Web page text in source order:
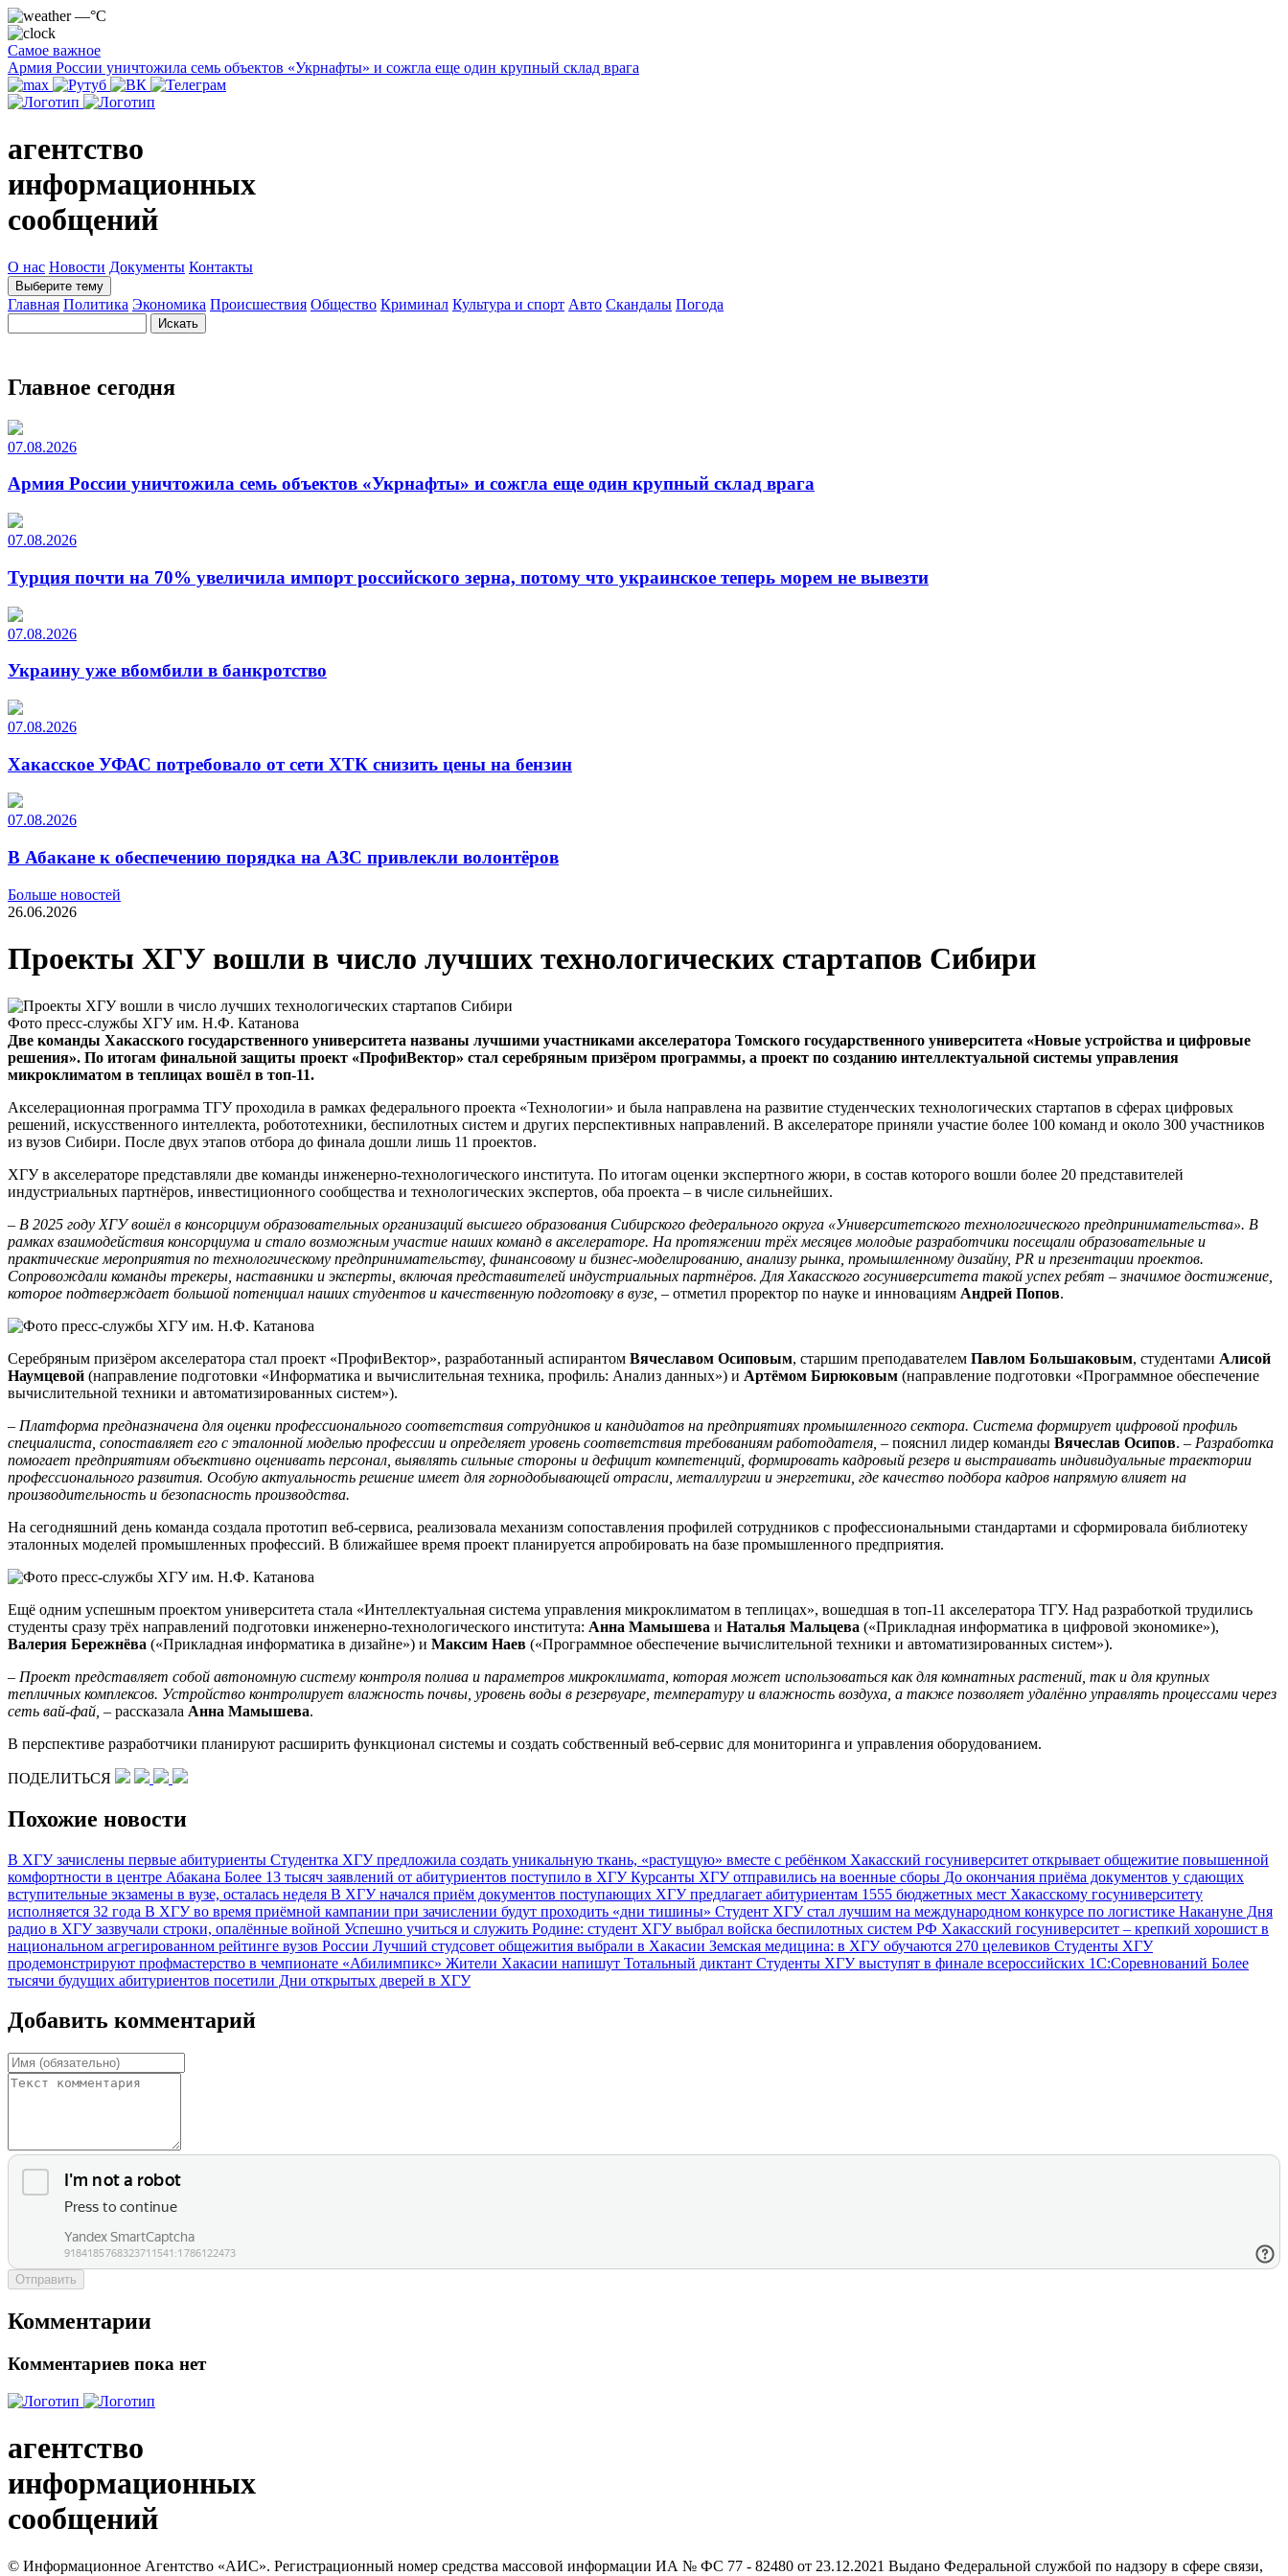
—°C
Самое важное
Армия России уничтожила семь объектов «Укрнафты» и сожгла еще один крупный склад врага
агентство
информационных
сообщений
О нас Новости Документы Контакты
Выберите тему
Главная Политика Экономика Происшествия Общество Криминал Культура и спорт Авто Скандалы Погода
Главное сегодня
07.08.2026
Армия России уничтожила семь объектов «Укрнафты» и сожгла еще один крупный склад врага
07.08.2026
Турция почти на 70% увеличила импорт российского зерна, потому что украинское теперь морем не вывезти
07.08.2026
Украину уже вбомбили в банкротство
07.08.2026
Хакасское УФАС потребовало от сети ХТК снизить цены на бензин
07.08.2026
В Абакане к обеспечению порядка на АЗС привлекли волонтёров
Больше новостей
26.06.2026
Проекты ХГУ вошли в число лучших технологических стартапов Сибири
Фото пресс-службы ХГУ им. Н.Ф. Катанова
Две команды Хакасского государственного университета названы лучшими участниками акселератора Томского государственного университета «Новые устройства и цифровые
решения». По итогам финальной защиты проект «ПрофиВектор» стал серебряным призёром программы, а проект по созданию интеллектуальной системы управления
микроклиматом в теплицах вошёл в топ-11.
Акселерационная программа ТГУ проходила в рамках федерального проекта «Технологии» и была направлена на развитие студенческих технологических стартапов в сферах цифровых
решений, искусственного интеллекта, робототехники, беспилотных систем и других перспективных направлений. В акселераторе приняли участие более 100 команд и около 300 участников
из вузов Сибири. После двух этапов отбора до финала дошли лишь 11 проектов.
ХГУ в акселераторе представляли две команды инженерно-технологического института. По итогам оценки экспертного жюри, в состав которого вошли более 20 представителей
индустриальных партнёров, инвестиционного сообщества и технологических экспертов, оба проекта – в числе сильнейших.
– В 2025 году ХГУ вошёл в консорциум образовательных организаций высшего образования Сибирского федерального округа «Университетского технологического предпринимательства». В
рамках взаимодействия консорциума и стало возможным участие наших команд в акселераторе. На протяжении трёх месяцев молодые разработчики посещали образовательные и
практические мероприятия по технологическому предпринимательству, финансовому и бизнес-моделированию, анализу рынка, промышленному дизайну, PR и презентации проектов.
Сопровождали команды трекеры, наставники и эксперты, включая представителей индустриальных партнёров. Для Хакасского госуниверситета такой успех ребят – значимое достижение,
которое подтверждает большой потенциал наших студентов и качественную подготовку в вузе, – отметил проректор по науке и инновациям Андрей Попов.
Серебряным призёром акселератора стал проект «ПрофиВектор», разработанный аспирантом Вячеславом Осиповым, старшим преподавателем Павлом Большаковым, студентами Алисой
Наумцевой (направление подготовки «Информатика и вычислительная техника, профиль: Анализ данных») и Артёмом Бирюковым (направление подготовки «Программное обеспечение
вычислительной техники и автоматизированных систем»).
– Платформа предназначена для оценки профессионального соответствия сотрудников и кандидатов на предприятиях промышленного сектора. Система формирует цифровой профиль
специалиста, сопоставляет его с эталонной моделью профессии и определяет уровень соответствия требованиям работодателя, – пояснил лидер команды Вячеслав Осипов. – Разработка
помогает предприятиям объективно оценивать персонал, выявлять сильные стороны и дефицит компетенций, формировать кадровый резерв и выстраивать индивидуальные траектории
профессионального развития. Особую актуальность решение имеет для горнодобывающей отрасли, металлургии и энергетики, где качество подбора кадров напрямую влияет на
производительность и безопасность производства.
На сегодняшний день команда создала прототип веб-сервиса, реализовала механизм сопоставления профилей сотрудников с профессиональными стандартами и сформировала библиотеку
эталонных моделей промышленных профессий. В ближайшее время проект планируется апробировать на базе промышленного предприятия.
Ещё одним успешным проектом университета стала «Интеллектуальная система управления микроклиматом в теплицах», вошедшая в топ-11 акселератора ТГУ. Над разработкой трудились
студенты сразу трёх направлений подготовки инженерно-технологического института: Анна Мамышева и Наталья Мальцева («Прикладная информатика в цифровой экономике»),
Валерия Бережнёва («Прикладная информатика в дизайне») и Максим Наев («Программное обеспечение вычислительной техники и автоматизированных систем»).
– Проект представляет собой автономную систему контроля полива и параметров микроклимата, которая может использоваться как для комнатных растений, так и для крупных
тепличных комплексов. Устройство контролирует влажность почвы, уровень воды в резервуаре, температуру и влажность воздуха, а также позволяет удалённо управлять процессами через
сеть вай-фай, – рассказала Анна Мамышева.
В перспективе разработчики планируют расширить функционал системы и создать собственный веб-сервис для мониторинга и управления оборудованием.
ПОДЕЛИТЬСЯ
Похожие новости
В ХГУ зачислены первые абитуриенты Студентка ХГУ предложила создать уникальную ткань, «растущую» вместе с ребёнком Хакасский госуниверситет открывает общежитие повышенной
комфортности в центре Абакана Более 13 тысяч заявлений от абитуриентов поступило в ХГУКурсанты ХГУ отправились на военные сборы До окончания приёма документов у сдающих
вступительные экзамены в вузе, осталась неделя В ХГУ начался приём документов поступающих ХГУ предлагает абитуриентам 1555 бюджетных мест Хакасскому госуниверситету
исполняется 32 года В ХГУ во время приёмной кампании при зачислении будут проходить «дни тишины» Студент ХГУ стал лучшим на международном конкурсе по логистике Накануне Дня
радио в ХГУ зазвучали строки, опалённые войной Успешно учиться и служить Родине: студент ХГУ выбрал войска беспилотных систем РФ Хакасский госуниверситет – крепкий хорошист в
национальном агрегированном рейтинге вузов России Лучший студсовет общежития выбрали в Хакасии Земская медицина: в ХГУ обучаются 270 целевиков Студенты ХГУ
продемонстрируют профмастерство в чемпионате «Абилимпикс» Жители Хакасии напишут Тотальный диктант Студенты ХГУ выступят в финале всероссийских 1С:Соревнований Более
тысячи будущих абитуриентов посетили Дни открытых дверей в ХГУ
Добавить комментарий
Отправить
Комментарии
Комментариев пока нет
агентство
информационных
сообщений
© Информационное Агентство «АИС». Регистрационный номер средства массовой информации ИА № ФС 77 - 82480 от 23.12.2021 Выдано Федеральной службой по надзору в сфере связи,